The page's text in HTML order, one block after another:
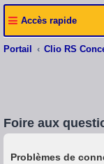
Accès rapide
Portail Clio RS
Foire aux
Problèmes de